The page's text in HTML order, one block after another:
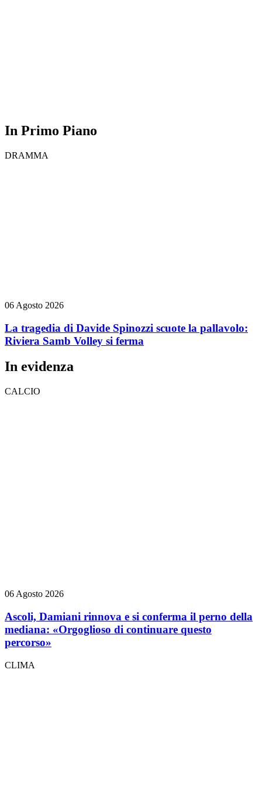
In Primo Piano
DRAMMA
06 Agosto 2026
La tragedia di Davide Spinozzi scuote la pallavolo:
Riviera Samb Volley si ferma
In evidenza
CALCIO
06 Agosto 2026
Ascoli, Damiani rinnova e si conferma il perno della
mediana: «Orgoglioso di continuare questo
percorso»
CLIMA